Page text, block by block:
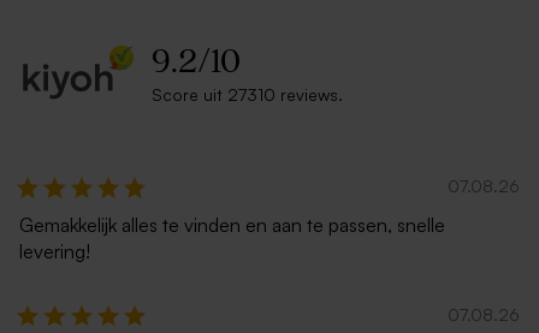
9.2/10
Score uit 27310 reviews.
07.08.26
Gemakkelijk alles te vinden en aan te passen, snelle
levering!
07.08.26